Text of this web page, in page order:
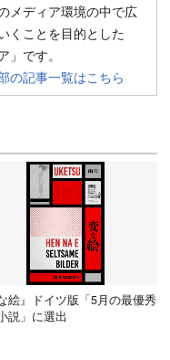
メディア環境の中で広
くことを目的とした
」です。
の記事一覧はこちら
絵』ドイツ版「5月の最優秀
説」に選出